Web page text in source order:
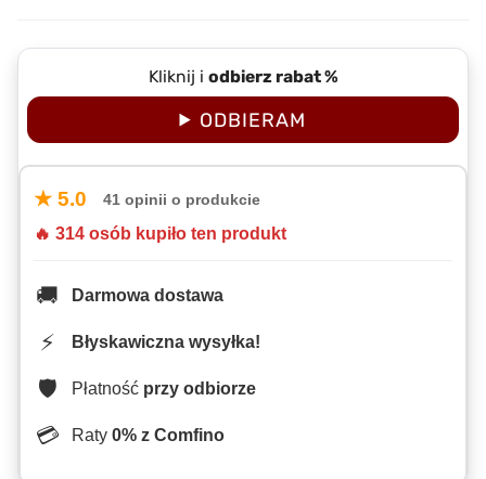
Kliknij i odbierz rabat %
ODBIERAM
★ 5.0 41 opinii o produkcie
🔥 314 osób kupiło ten produkt
🚚 Darmowa dostawa
⚡ Błyskawiczna wysyłka!
🛡️ Płatność przy odbiorze
💳 Raty 0% z Comfino